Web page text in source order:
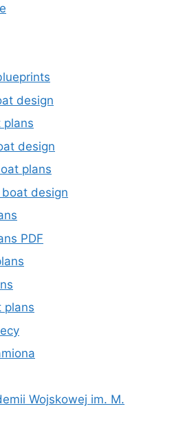
design
plans
design
plans
design
PDF
plans
Wojskowej im. M.